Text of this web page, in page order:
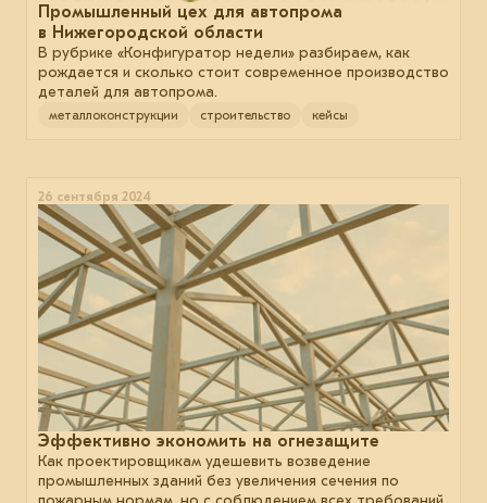
Промышленный цех для автопрома
в Нижегородской области
В рубрике «Конфигуратор недели» разбираем, как
рождается и сколько стоит современное производство
деталей для автопрома.
металлоконструкции строительство кейсы
26 сентября 2024
Эффективно экономить на огнезащите
Как проектировщикам удешевить возведение
промышленных зданий без увеличения сечения по